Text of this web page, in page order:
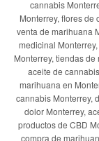
cannabis
Monterrey, flores de
venta de marihuana
medicinal
Monterrey, tiendas
aceite de
marihuana en
cannabis Monterrey,
dolor Monterrey,
productos de CBD
compra de